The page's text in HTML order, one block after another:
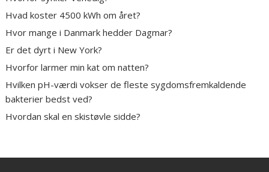
Hvad koster 4500 kWh om året?
Hvor mange i Danmark hedder Dagmar?
Er det dyrt i New York?
Hvorfor larmer min kat om natten?
Hvilken pH-værdi vokser de fleste sygdomsfremkaldende
bakterier bedst ved?
Hvordan skal en skistøvle sidde?